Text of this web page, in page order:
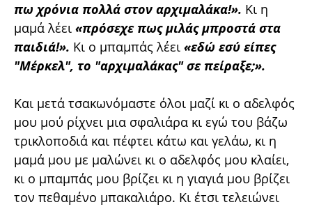
πω χρόνια πολλά στον αρχιμαλάκα!». Κι η
μαμά λέει «πρόσεχε πως μιλάς μπροστά στα
παιδιά!». Κι ο μπαμπάς λέει «εδώ εσύ είπες
"Μέρκελ", το "αρχιμαλάκας" σε πείραξε;».
Και μετά τσακωνόμαστε όλοι μαζί κι ο αδελφός
μου μού ρίχνει μια σφαλιάρα κι εγώ του βάζω
τρικλοποδιά και πέφτει κάτω και γελάω, κι η
μαμά μου με μαλώνει κι ο αδελφός μου κλαίει,
κι ο μπαμπάς μου βρίζει κι η γιαγιά μου βρίζει
τον πεθαμένο μπακαλιάρο. Κι έτσι τελειώνει